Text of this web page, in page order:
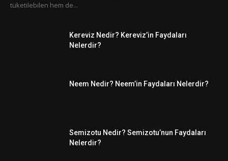
tüketilebilen hem de...
Kereviz Nedir? Kereviz’in Faydaları
Nelerdir?
Neem Nedir? Neem’in Faydaları Nelerdir?
Semizotu Nedir? Semizotu’nun Faydaları
Nelerdir?